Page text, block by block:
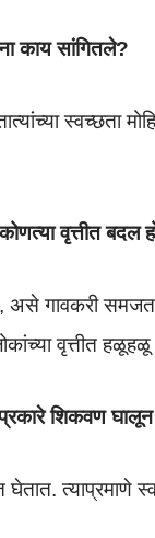
काय सांगितले?
स्वच्छता
वृत्तीत बदल
गावकरी समजत
वृत्तीत
शिकवण
त्याप्रमाणे